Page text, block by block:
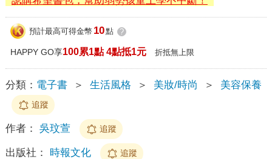
預計最高可得金幣 10點 ?
HAPPY GO享100累1點 4點抵1元 折抵無上限
分類： 電子書 ＞ 生活風格 ＞ 美妝/時尚 ＞ 美容保養
追蹤
作者： 吳玟萱 追蹤
出版社： 時報文化 追蹤